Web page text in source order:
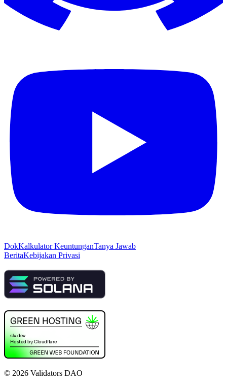
DokKalkulator KeuntunganTanya Jawab
BeritaKebijakan Privasi
© 2026 Validators DAO